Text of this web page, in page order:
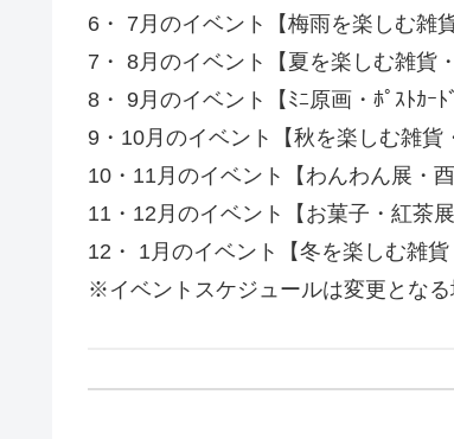
6・ 7月のイベント【梅雨を楽しむ雑
7・ 8月のイベント【夏を楽しむ雑貨
8・ 9月のイベント【ﾐﾆ原画・ﾎﾟｽﾄｶｰﾄﾞ
9・10月のイベント【秋を楽しむ雑貨
10・11月のイベント【わんわん展・酉
11・12月のイベント【お菓子・紅茶展
12・ 1月のイベント【冬を楽しむ雑
※イベントスケジュールは変更とな